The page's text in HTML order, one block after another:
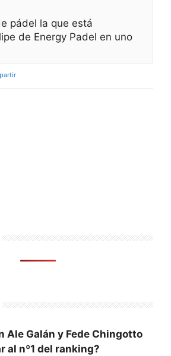
pádel la que está
de Energy Padel en uno
Ale Galán y Fede Chingotto
al nº1 del ranking?